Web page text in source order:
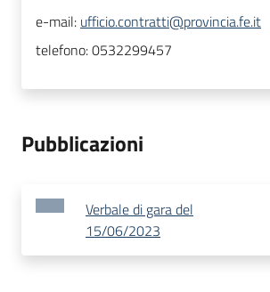
e-mail: ufficio.contratti@provincia.fe.it
telefono:0532299457
Pubblicazioni
Verbale di gara del
15/06/2023